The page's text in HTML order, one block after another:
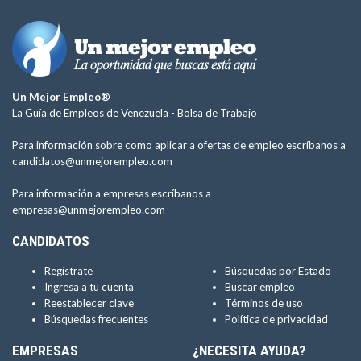
Un Mejor Empleo®
La Guía de Empleos de Venezuela - Bolsa de Trabajo
Para información sobre como aplicar a ofertas de empleo escríbanos a
candidatos@unmejorempleo.com
Para información a empresas escríbanos a
empresas@unmejorempleo.com
CANDIDATOS
Regístrate
Ingresa a tu cuenta
Reestablecer clave
Búsquedas frecuentes
Búsquedas por Estado
Buscar empleo
Términos de uso
Política de privacidad
EMPRESAS ¿NECESITA AYUDA?